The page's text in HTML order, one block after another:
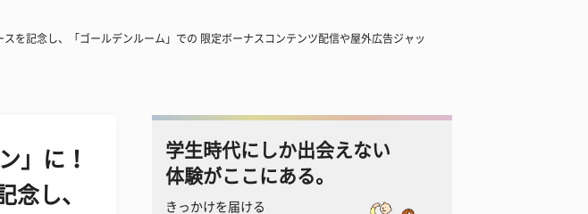
を記念し、「ゴールデンルーム」での 限定ボーナスコンテンツ配信や屋外広告ジャッ
」に！
念し、
学生時代にしか出会えない
体験がここにある。
きっかけを届ける